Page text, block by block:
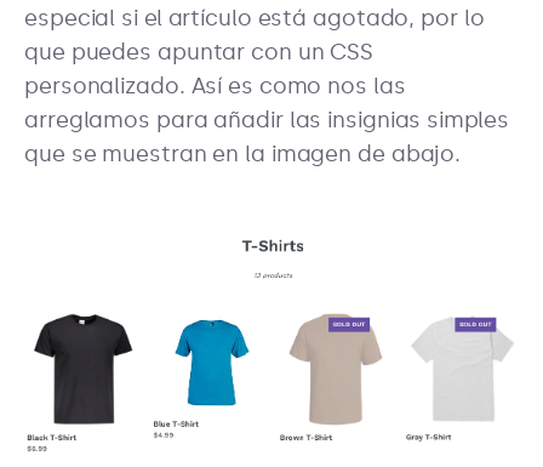
especial si el artículo está agotado, por lo
que puedes apuntar con un CSS
personalizado. Así es como nos las
arreglamos para añadir las insignias simples
que se muestran en la imagen de abajo.